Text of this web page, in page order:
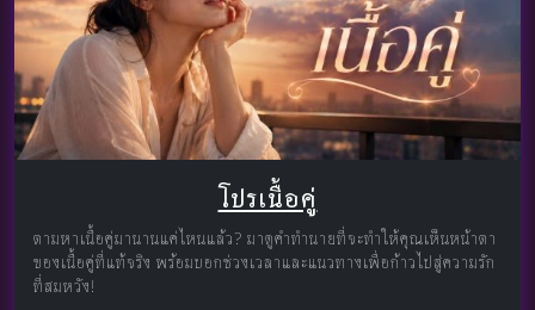
โปรเนื้อคู่
ตามหาเนื้อคู่มานานแค่ไหนแล้ว? มาดูคำทำนายที่จะทำให้คุณเห็นหน้าตา
ของเนื้อคู่ที่แท้จริง พร้อมบอกช่วงเวลาและแนวทางเพื่อก้าวไปสู่ความรัก
ที่สมหวัง!